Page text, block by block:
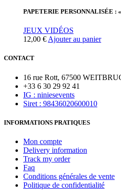
PAPETERIE PERSONNALISÉE :
JEUX VIDÉOS
12,00 € Ajouter au panier
CONTACT
16 rue Rott, 67500
+33 6 30 29 92 41
IG : niniesevents
Siret : 98436020600010
INFORMATIONS PRATIQUES
Mon compte
Delivery information
Track my order
Faq
Conditions générales de vente
Politique de confidentialité